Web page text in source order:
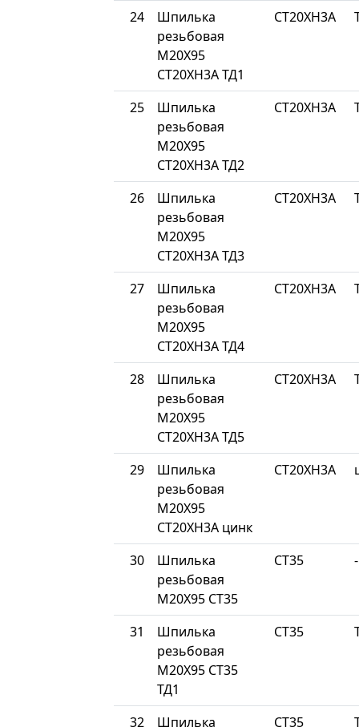
24
Шпилька
резьбовая
М20Х95
СТ20ХН3А ТД1
СТ20ХН3А
25
Шпилька
резьбовая
М20Х95
СТ20ХН3А ТД2
СТ20ХН3А
26
Шпилька
резьбовая
М20Х95
СТ20ХН3А ТД3
СТ20ХН3А
27
Шпилька
резьбовая
М20Х95
СТ20ХН3А ТД4
СТ20ХН3А
28
Шпилька
резьбовая
М20Х95
СТ20ХН3А ТД5
СТ20ХН3А
29
Шпилька
резьбовая
М20Х95
СТ20ХН3А цинк
СТ20ХН3А
30
Шпилька
резьбовая
М20Х95 СТ35
СТ35 -
31
Шпилька
резьбовая
М20Х95 СТ35
ТД1
СТ35
32 Шпилька СТ35